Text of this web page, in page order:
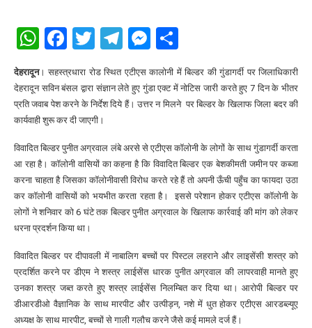
WhatsApp
Facebook
Twitter
Telegram
Messenger
देहरादून। सहस्त्रधारा रोड स्थित एटीएस कालोनी में बिल्डर की गुंडागर्दी पर जिलाधिकारी
देहरादून सविन बंसल द्वारा संज्ञान लेते हुए गुंडा एक्ट में नोटिस जारी करते हुए 7 दिन के भीतर
प्रति जवाब पेश करने के निर्देश दिये हैं। उत्तर न मिलने पर बिल्डर के खिलाफ जिला बदर की
कार्यवाही शुरू कर दी जाएगी।
विवादित बिल्डर पुनीत अग्रवाल लंबे अरसे से एटीएस कॉलोनी के लोगों के साथ गुंडागर्दी करता
आ रहा है। कॉलोनी वासियों का कहना है कि विवादित बिल्डर एक बेशकीमती जमीन पर कब्जा
करना चाहता है जिसका कॉलोनीवासी विरोध करते रहे हैं तो अपनी ऊँची पहुँच का फायदा उठा
कर कॉलोनी वासियों को भयभीत करता रहता है। इससे परेशान होकर एटीएस कॉलोनी के
लोगों ने शनिवार को 6 घंटे तक बिल्डर पुनीत अग्रवाल के खिलाफ कार्रवाई की मांग को लेकर
धरना प्रदर्शन किया था।
विवादित बिल्डर पर दीपावली में नाबालिग बच्चों पर पिस्टल लहराने और लाइसेंसी शस्त्र को
प्रदर्शित करने पर डीएम ने शस्त्र लाईसेंस धारक पुनीत अग्रवाल की लापरवाही मानते हुए
उनका शस्त्र जब्त करते हुए शस्त्र लाईसेंस निलम्बित कर दिया था। आरोपी बिल्डर पर
डीआरडीओ वैज्ञानिक के साथ मारपीट और उत्पीड़न, नशे में धुत होकर एटीएस आरडब्ल्यूए
अध्यक्ष के साथ मारपीट, बच्चों से गाली गलौच करने जैसे कई मामले दर्ज हैं।